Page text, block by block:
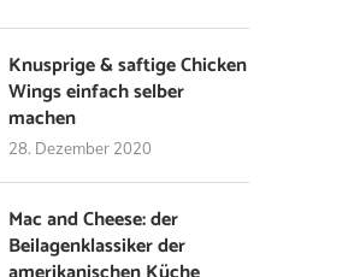
Knusprige & saftige Chicken
Wings einfach selber
machen
28. Dezember 2020
Mac and Cheese: der
Beilagenklassiker der